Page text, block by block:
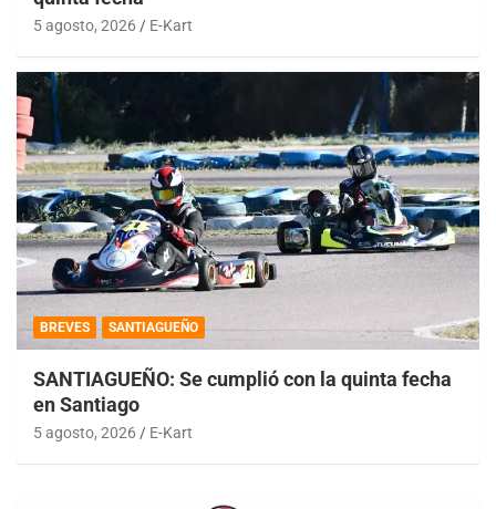
5 agosto, 2026 E-Kart
BREVES SANTIAGUEÑO
SANTIAGUEÑO: Se cumplió con la quinta fecha
en Santiago
5 agosto, 2026 E-Kart